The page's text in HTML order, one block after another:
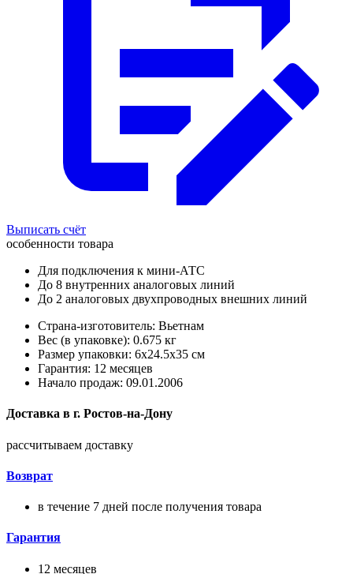
Выписать счёт
особенности товара
Для подключения к мини-АТС
До 8 внутренних аналоговых линий
До 2 аналоговых двухпроводных внешних линий
Страна-изготовитель: Вьетнам
Вес (в упаковке): 0.675 кг
Размер упаковки: 6x24.5x35 см
Гарантия: 12 месяцев
Начало продаж: 09.01.2006
Доставка в г. Ростов-на-Дону
рассчитываем доставку
Возврат
в течение 7 дней после получения товара
Гарантия
12 месяцев